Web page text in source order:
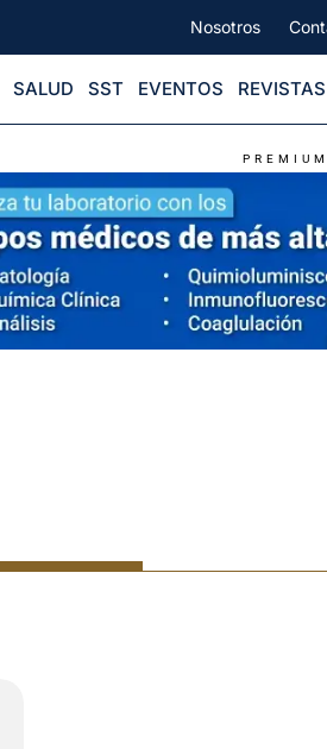
Nosotros
SALUD SST EVENTOS REVISTAS
PREMIUM